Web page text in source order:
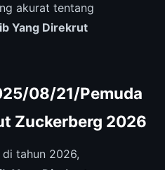
akurat tentang
Yang Direkrut
08/21/Pemuda
Zuckerberg 2026
tahun 2026,